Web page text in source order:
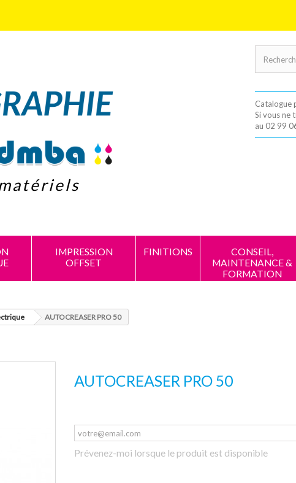
Catalogue
Si vous ne
au 02 99
IMPRESSION
OFFSET
FINITIONS
CONSEIL,
MAINTENANCE &
FORMATION
AUTOCREASER PRO 50
AUTOCREASER PRO 50
Prévenez-moi lorsque le produit est disponible